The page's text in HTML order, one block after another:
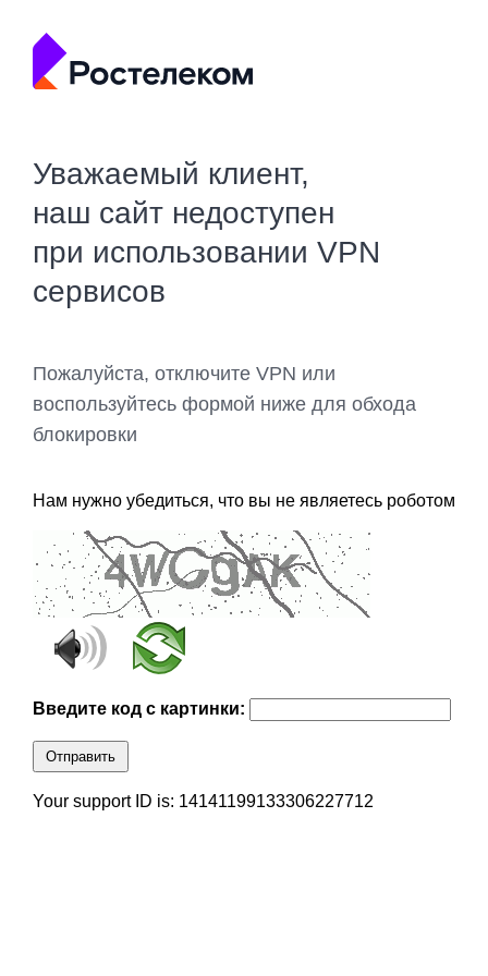
Уважаемый клиент,
наш сайт недоступен
при использовании VPN
сервисов
Пожалуйста, отключите VPN или
воспользуйтесь формой ниже для обхода
блокировки
Нам нужно убедиться, что вы не являетесь роботом
Введите код с картинки:
Отправить
Your support ID is: 14141199133306227712